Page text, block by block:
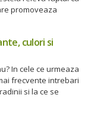
promoveaza
culori si
In cele ce urmeaza
frecvente intrebari
si la ce se